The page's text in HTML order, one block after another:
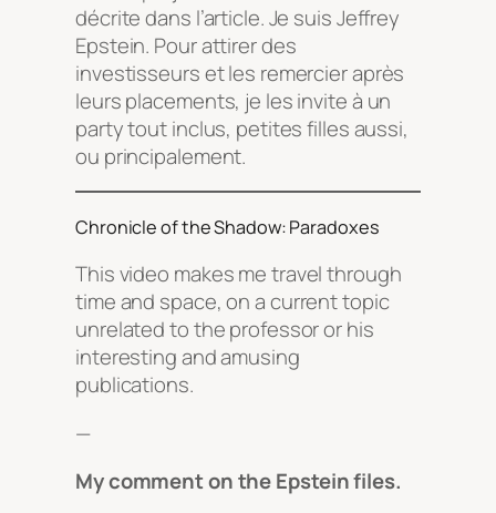
décrite dans l’article. Je suis Jeffrey
Epstein. Pour attirer des
investisseurs et les remercier après
leurs placements, je les invite à un
party tout inclus, petites filles aussi,
ou principalement.
Chronicle of the Shadow: Paradoxes
This video makes me travel through
time and space, on a current topic
unrelated to the professor or his
interesting and amusing
publications.
—
My comment on the Epstein files.